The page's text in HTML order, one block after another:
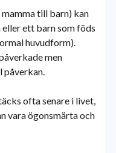
till barn) kan
ett barn som föds
huvudform).
men
påverkan.
ofta senare i livet,
vara ögonsmärta och